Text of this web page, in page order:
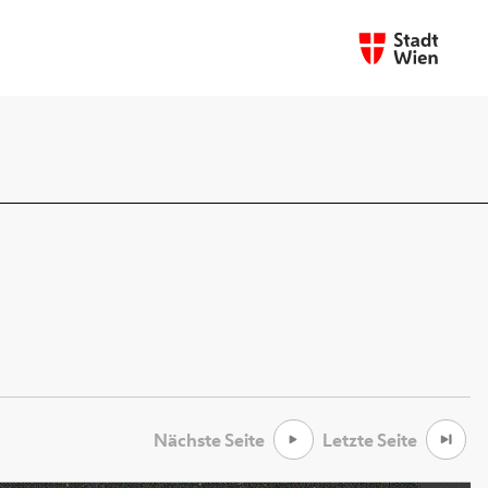
Nächste Seite Letzte Seite